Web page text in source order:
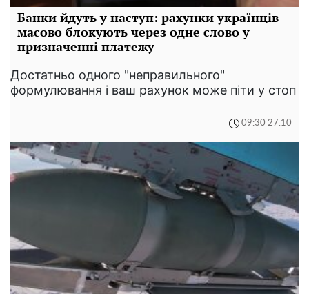
Банки йдуть у наступ: рахунки українців
масово блокують через одне слово у
призначенні платежу
Достатньо одного "неправильного"
формулювання і ваш рахунок може піти у стоп
09:30 27.10